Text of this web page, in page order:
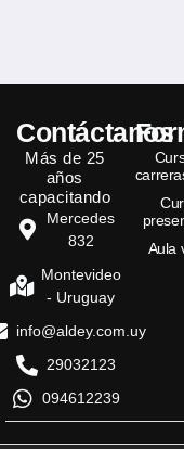
Contáctanos
Más de 25
años
capacitando
Mercedes
832
Montevideo
- Uruguay
info@aldey.com.uy
29032123
094612239
Aula